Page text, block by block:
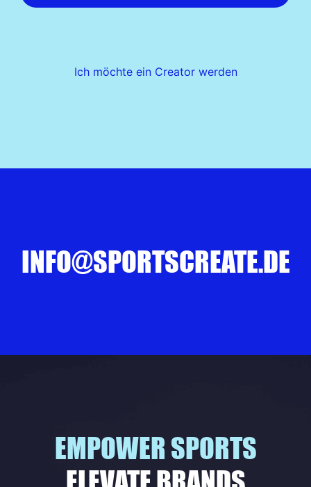
Ich möchte ein Creator werden
INFO@SPORTSCREATE.DE
EMPOWER SPORTS